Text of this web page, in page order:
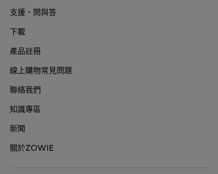
支援、問與答
下載
產品註冊
線上購物常見問題
聯絡我們
知識專區
新聞
關於ZOWIE